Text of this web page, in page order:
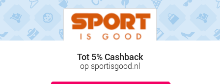
Tot 5% Cashback
op sportisgood.nl